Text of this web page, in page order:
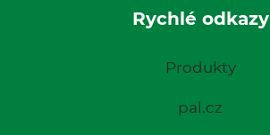
Rychlé odkazy
Produkty
pal.cz